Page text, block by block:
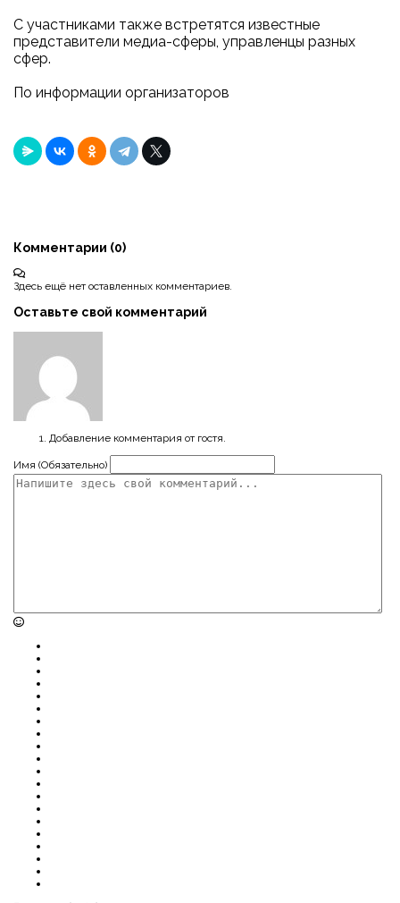
С участниками также встретятся известные
представители медиа-сферы, управленцы разных
сфер.
По информации организаторов
Комментарии (0)
Здесь ещё нет оставленных комментариев.
Оставьте свой комментарий
Добавление комментария от гостя.
Имя (Обязательно)